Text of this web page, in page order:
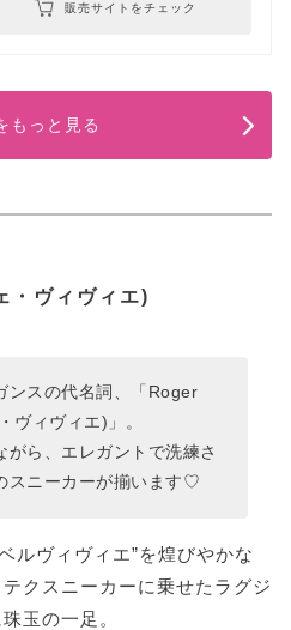
販売サイトをチェック
もっと見る
ヴィヴィエ)
ンスの代名詞、「Roger
ヴィヴィエ)」。
がら、エレガントで洗練さ
スニーカーが揃います♡
ルヴィヴィエ”を煌びやかな
クスニーカーに乗せたラグジ
玉の一足。